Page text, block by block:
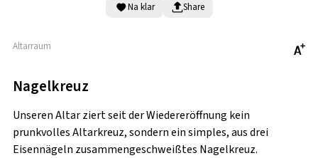
Lass deine Kerze leuchten und
unterstütze uns mit deiner
Spende.
Na klar Share
Altarraum
Nagelkreuz
Unseren Altar ziert seit der Wiedereröffnung kein
prunkvolles Altarkreuz, sondern ein simples, aus drei
Eisennägeln zusammengeschweißtes Nagelkreuz.